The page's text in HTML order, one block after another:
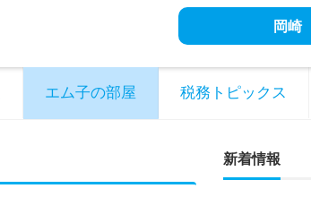
岡崎
エム子の部屋 税務トピックス
新着情報